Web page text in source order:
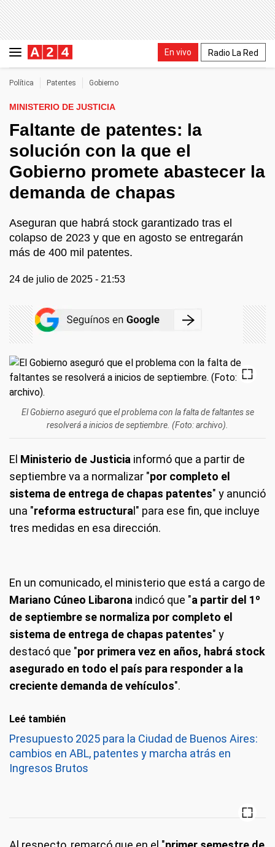
En vivo Radio La Red
Política Patentes Gobierno
MINISTERIO DE JUSTICIA
Faltante de patentes: la
solución con la que el
Gobierno promete abastecer la
demanda de chapas
Aseguran que habrá stock garantizado tras el
colapso de 2023 y que en agosto se entregarán
más de 400 mil patentes.
24 de julio de 2025 - 21:53
El Gobierno aseguró que el problema con la falta de faltantes se
resolverá a inicios de septiembre. (Foto: archivo).
El Ministerio de Justicia informó que a partir de
septiembre va a normalizar "por completo el
sistema de entrega de chapas patentes" y anunció
una "reforma estructura l" para ese fin, que incluye
tres medidas en esa dirección.
En un comunicado, el ministerio que está a cargo de
Mariano Cúneo Libarona indicó que "a partir del 1º
de septiembre se normaliza por completo el
sistema de entrega de chapas patentes" y
destacó que "por primera vez en años, habrá stock
asegurado en todo el país para responder a la
creciente demanda de vehículos".
Leé también
Presupuesto 2025 para la Ciudad de Buenos Aires:
cambios en ABL, patentes y marcha atrás en
Ingresos Brutos